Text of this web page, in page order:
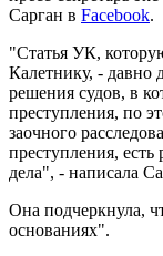
Сарган в Facebook.
"Статья УК,
Калетнику, - давно
решения судов, в
преступления, по
заочного
преступления,
дела", - написала
Она подчеркнула,
основаниях".